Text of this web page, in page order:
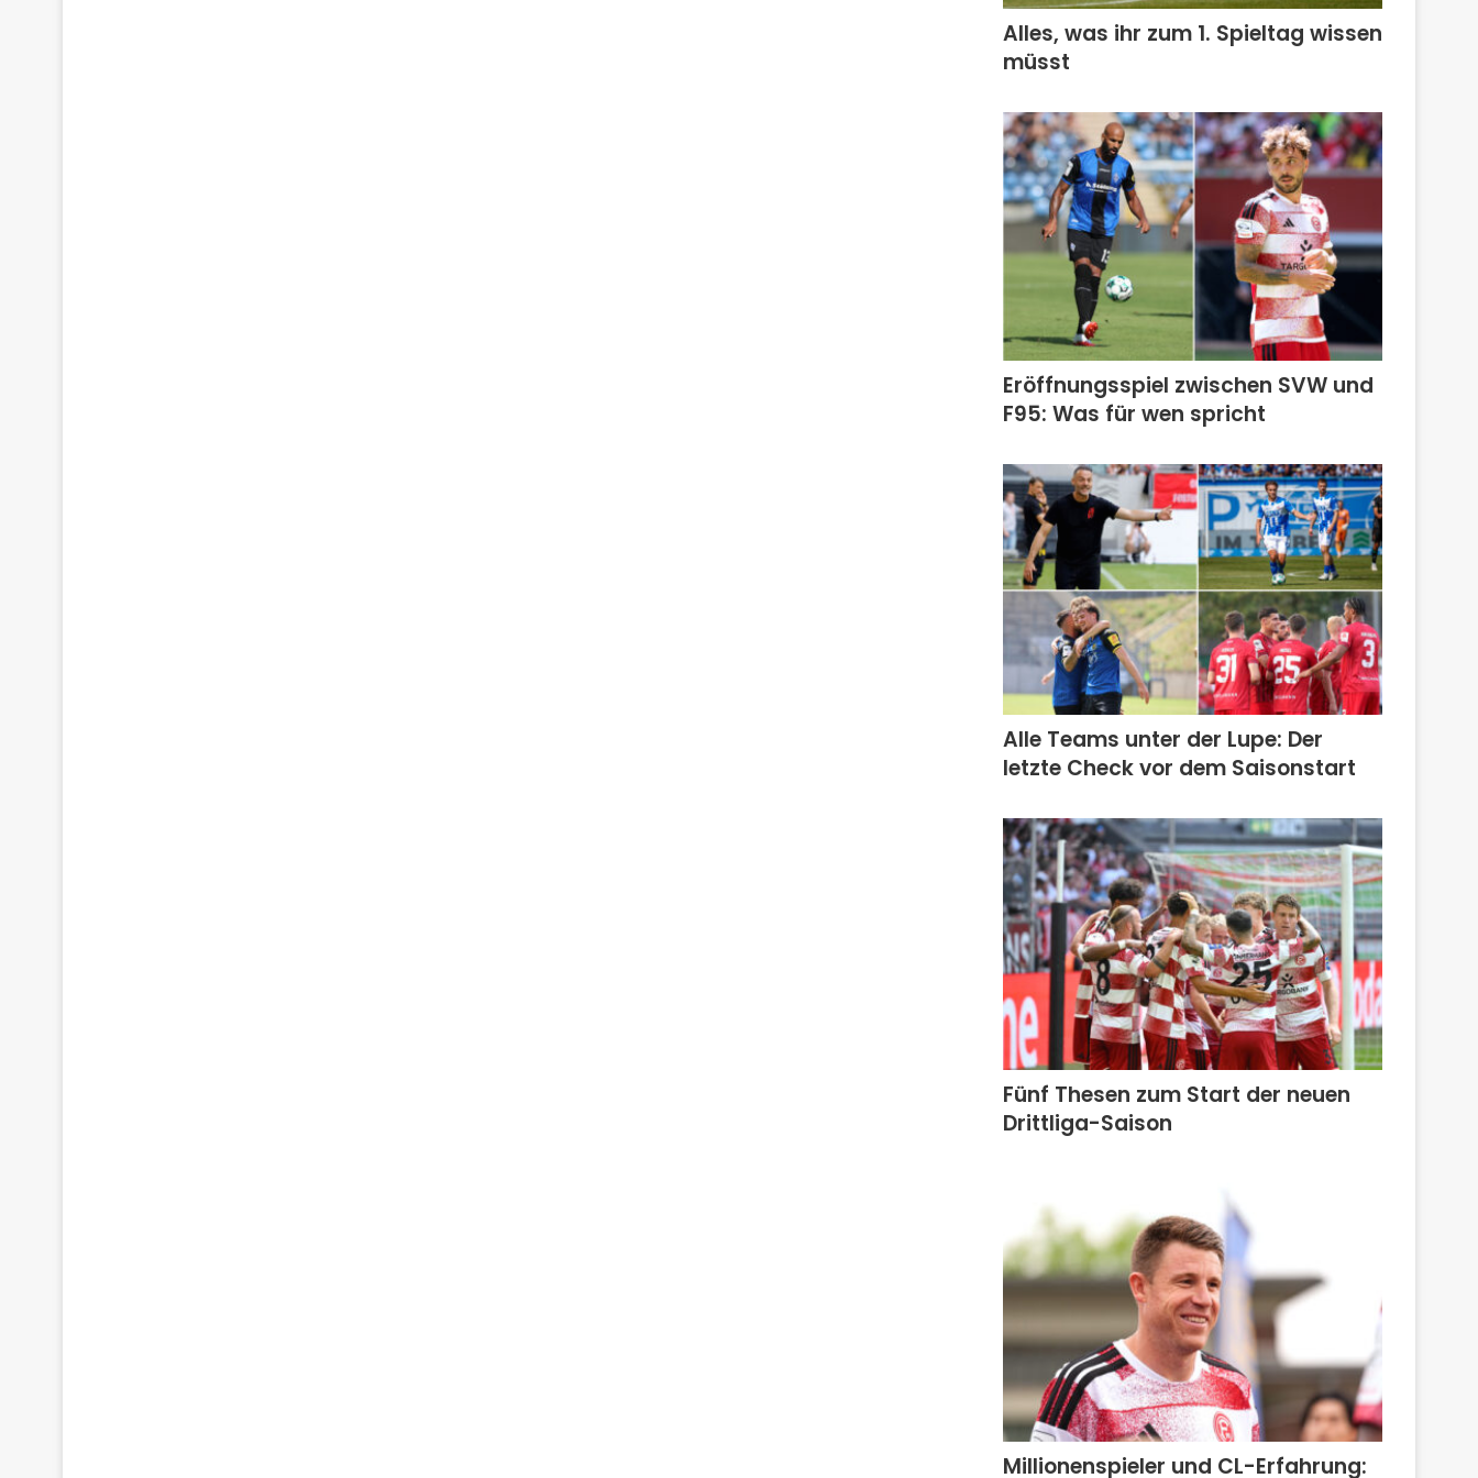
Alles, was ihr zum 1. Spieltag wissen
müsst
Eröffnungsspiel zwischen SVW und
F95: Was für wen spricht
Alle Teams unter der Lupe: Der
letzte Check vor dem Saisonstart
Fünf Thesen zum Start der neuen
Drittliga-Saison
Millionenspieler und CL-Erfahrung: